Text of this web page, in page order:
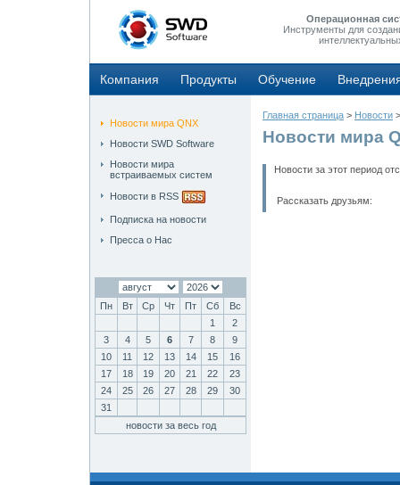
Операционная
Инструменты для
Компания Продукты Обучение
Новости мира QNX
Новости SWD Software
Новости мира
встраиваемых систем
Новости в RSS
Подписка на новости
Пресса о Нас
Пн Вт Ср Чт Пт Сб
Вс
1
2
3
4 5 6 7 8
9
10
11 12 13 14 15
16
17
18 19 20 21 22
23
24
25 26 27 28 29
30
31
новости за весь год
Главная страница > Новости
Новости мира
Новости за этот период
Рассказать друзьям: